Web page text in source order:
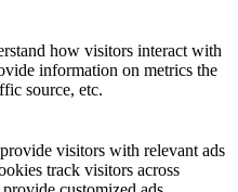
how visitors interact with
information on metrics the
source, etc.
visitors with relevant ads
track visitors across